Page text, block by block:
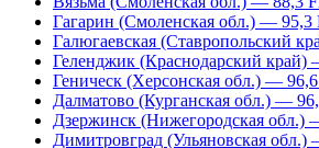
Гагарин (Смоленская обл.) — 95,3
Галюгаевская (Ставропольский
Геленджик (Краснодарский край)
Геническ (Херсонская обл.) —
Далматово (Курганская обл.) —
Дзержинск (Нижегородская обл.)
Димитровград (Ульяновская